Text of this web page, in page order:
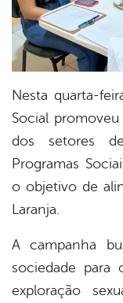
Nesta quarta-
Social
dos setores
Programas
o objetivo de
Laranja.
A campanha
sociedade
exploração